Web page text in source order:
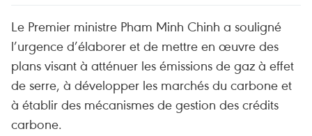
Le Premier ministre Pham Minh Chinh a souligné
l’urgence d’élaborer et de mettre en œuvre des
plans visant à atténuer les émissions de gaz à effet
de serre, à développer les marchés du carbone et
à établir des mécanismes de gestion des crédits
carbone.